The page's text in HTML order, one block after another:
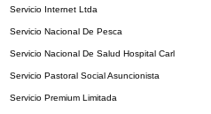
Servicio Internet Ltda
Servicio Nacional De Pesca
Servicio Nacional De Salud Hospital Carl
Servicio Pastoral Social Asuncionista
Servicio Premium Limitada